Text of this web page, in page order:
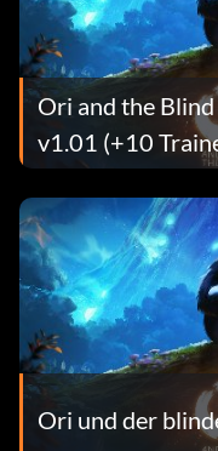
Ori and the
v1.01 (+10
Ori und der